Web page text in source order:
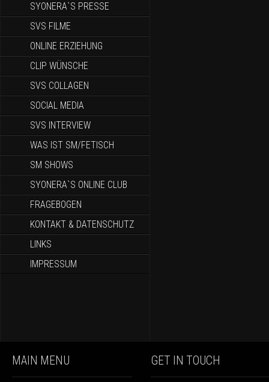
SYONERA`S PRESSE
SVS FILME
ONLINE ERZIEHUNG
CLIP WÜNSCHE
SVS COLLAGEN
SOCIAL MEDIA
SVS INTERVIEW
WAS IST SM/FETISCH
SM SHOWS
SYONERA`S ONLINE CLUB
FRAGEBOGEN
KONTAKT & DATENSCHUTZ
LINKS
IMPRESSUM
MAIN MENU GET IN TOUCH